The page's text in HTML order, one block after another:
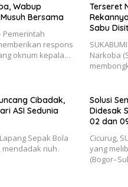
Wabup
Bersama
Pemerintah
respons
oknum kepala…
Terseret
Sabu
Narkoba
Cibadak,
ASI Sedunia
Sepak Bola
mendadak riuh.
Solusi
Didesak
02 dan
​Cicurug,
yang